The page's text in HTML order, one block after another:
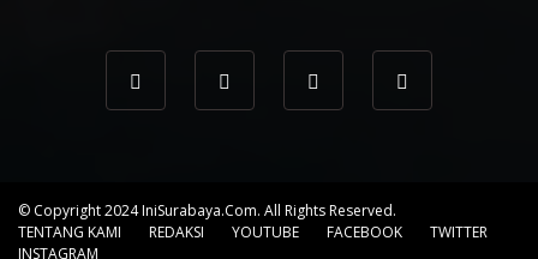
© Copyright 2024 IniSurabaya.com. All Rights Reserved.
TENTANG KAMI
REDAKSI YOUTUBE FACEBOOK
TWITTER
INSTAGRAM